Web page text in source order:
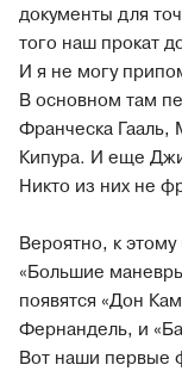
документы для
того наш прокат
И я не могу
В основном там
Франческа
Кипура. И еще
Никто из них не
Вероятно, к
«Большие
появятся «Дон
Фернандель, и
Вот наши первые